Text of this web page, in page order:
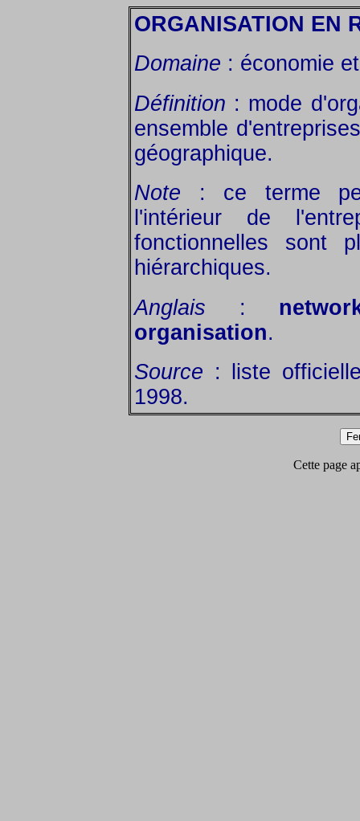
ORGANISATION EN
Domaine : économie
Définition : mode
ensemble
géographique.
Note : ce terme
l'intérieur de
fonctionnelles sont
hiérarchiques.
Anglais :
organisation.
Source : liste
1998.
Cette page